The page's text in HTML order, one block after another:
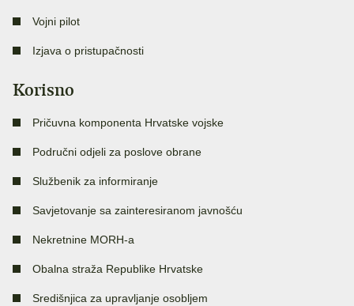
Vojni pilot
Izjava o pristupačnosti
Korisno
Pričuvna komponenta Hrvatske vojske
Područni odjeli za poslove obrane
Službenik za informiranje
Savjetovanje sa zainteresiranom javnošću
Nekretnine MORH-a
Obalna straža Republike Hrvatske
Središnjica za upravljanje osobljem